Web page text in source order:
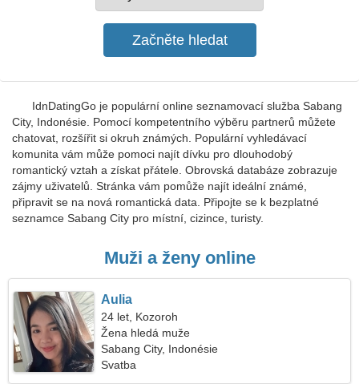
IdnDatingGo je populární online seznamovací služba Sabang
City, Indonésie. Pomocí kompetentního výběru partnerů můžete
chatovat, rozšířit si okruh známých. Populární vyhledávací
komunita vám může pomoci najít dívku pro dlouhodobý
romantický vztah a získat přátele. Obrovská databáze zobrazuje
zájmy uživatelů. Stránka vám pomůže najít ideální známé,
připravit se na nová romantická data. Připojte se k bezplatné
seznamce Sabang City pro místní, cizince, turisty.
Muži a ženy online
Aulia
24 let, Kozoroh
Žena hledá muže
Sabang City, Indonésie
Svatba